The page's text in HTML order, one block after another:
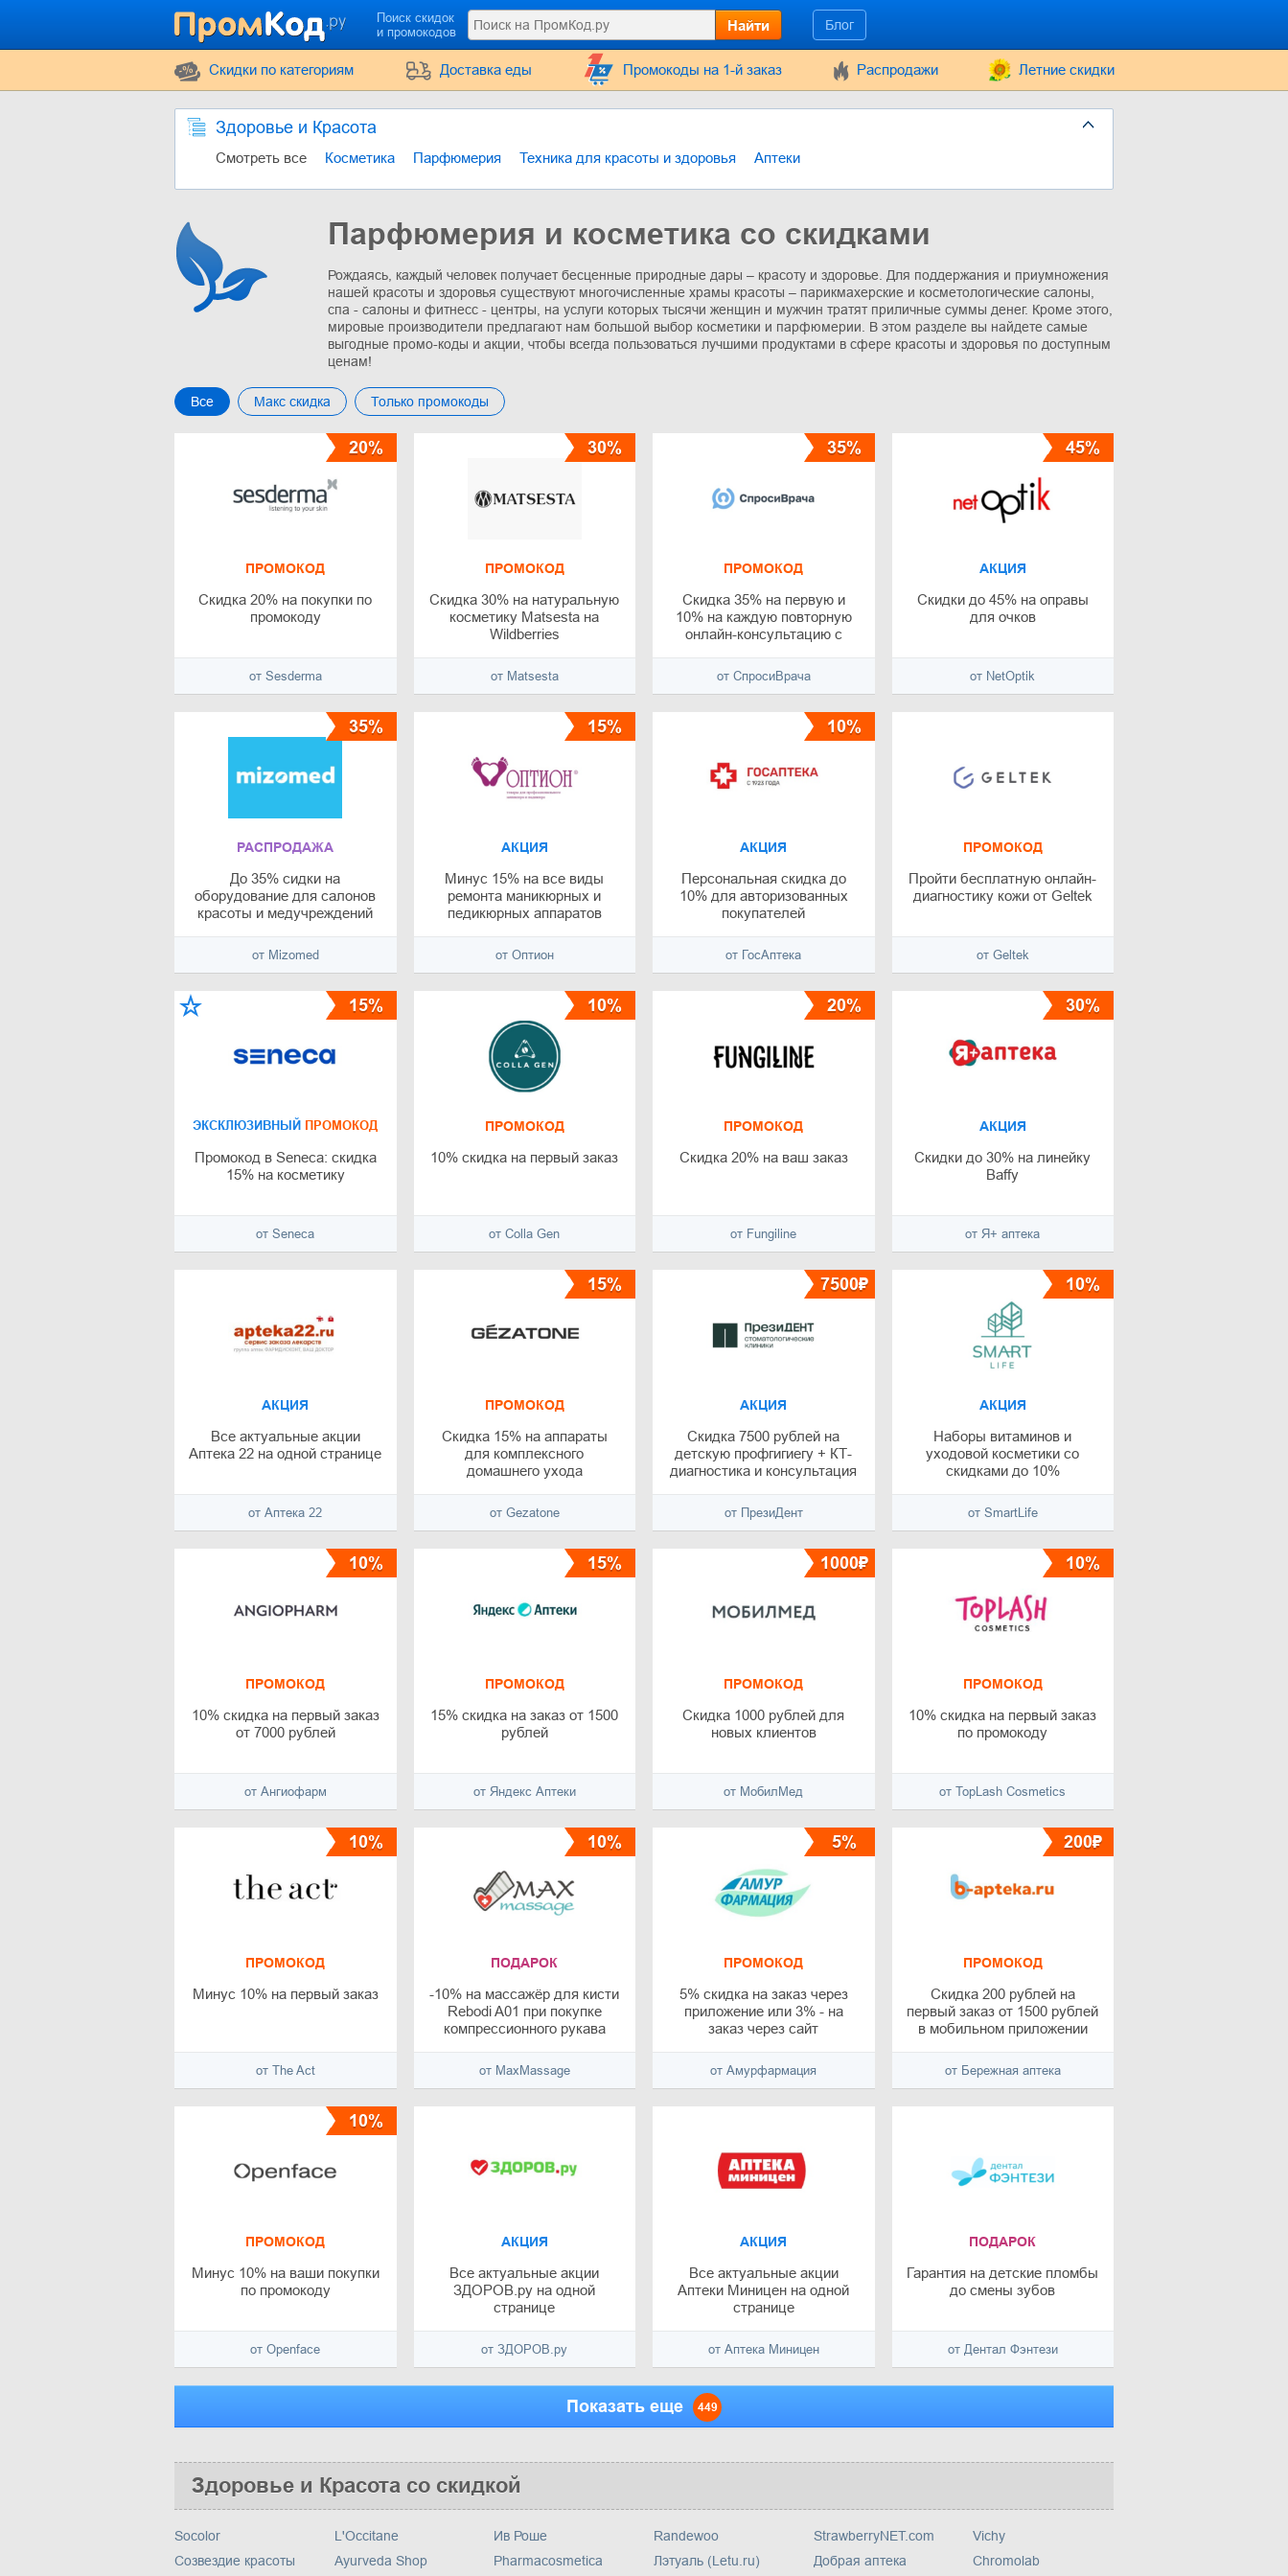
Поиск скидок
и промокодов
Найти Блог
Cкидки по категориям Доставка еды Промокоды на 1-й заказ Распродажи Летние скидки
Здоровье и Красота
Смотреть все Косметика Парфюмерия Техника для красоты и здоровья Аптеки
Парфюмерия и косметика со скидками
Рождаясь, каждый человек получает бесценные природные дары – красоту и здоровье. Для поддержания и приумножения
нашей красоты и здоровья существуют многочисленные храмы красоты – парикмахерские и косметологические салоны,
спа - салоны и фитнесс - центры, на услуги которых тысячи женщин и мужчин тратят приличные суммы денег. Кроме этого,
мировые производители предлагают нам большой выбор косметики и парфюмерии. В этом разделе вы найдете самые
выгодные промо-коды и акции, чтобы всегда пользоваться лучшими продуктами в сфере красоты и здоровья по доступным
ценам!
Все Макс скидка Только промокоды
ПРОМОКОД
Скидка 20% на покупки по
промокоду
от Sesderma
20%
ПРОМОКОД
Скидка 30% на натуральную
косметику Matsesta на
Wildberries
от Matsesta
30%
ПРОМОКОД
Скидка 35% на первую и
10% на каждую повторную
онлайн-консультацию с
от СпросиВрача
35%
АКЦИЯ
Скидки до 45% на оправы
для очков
от NetOptik
45%
РАСПРОДАЖА
До 35% сидки на
оборудование для салонов
красоты и медучреждений
от Mizomed
35%
АКЦИЯ
Минус 15% на все виды
ремонта маникюрных и
педикюрных аппаратов
от Оптион
15%
АКЦИЯ
Персональная скидка до
10% для авторизованных
покупателей
от ГосАптека
10%
ПРОМОКОД
Пройти бесплатную онлайн-
диагностику кожи от Geltek
от Geltek
ЭКСКЛЮЗИВНЫЙ ПРОМОКОД
Промокод в Seneca: скидка
15% на косметику
от Seneca
15%
ПРОМОКОД
10% скидка на первый заказ
от Colla Gen
10%
ПРОМОКОД
Скидка 20% на ваш заказ
от Fungiline
20%
АКЦИЯ
Скидки до 30% на линейку
Baffy
от Я+ аптека
30%
АКЦИЯ
Все актуальные акции
Аптека 22 на одной странице
от Аптека 22
ПРОМОКОД
Скидка 15% на аппараты
для комплексного
домашнего ухода
от Gezatone
15%
АКЦИЯ
Скидка 7500 рублей на
детскую профгигиегу + КТ-
диагностика и консультация
от ПрезиДент
7500₽
АКЦИЯ
Наборы витаминов и
уходовой косметики со
скидками до 10%
от SmartLife
10%
ПРОМОКОД
10% скидка на первый заказ
от 7000 рублей
от Ангиофарм
10%
ПРОМОКОД
15% скидка на заказ от 1500
рублей
от Яндекс Аптеки
15%
ПРОМОКОД
Скидка 1000 рублей для
новых клиентов
от МобилМед
1000₽
ПРОМОКОД
10% скидка на первый заказ
по промокоду
от TopLash Cosmetics
10%
ПРОМОКОД
Минус 10% на первый заказ
от The Act
10%
ПОДАРОК
-10% на массажёр для кисти
Rebodi A01 при покупке
компрессионного рукава
от MaxMassage
10%
ПРОМОКОД
5% скидка на заказ через
приложение или 3% - на
заказ через сайт
от Амурфармация
5%
ПРОМОКОД
Скидка 200 рублей на
первый заказ от 1500 рублей
в мобильном приложении
от Бережная аптека
200₽
ПРОМОКОД
Минус 10% на ваши покупки
по промокоду
от Openface
10%
АКЦИЯ
Все актуальные акции
ЗДОРОВ.ру на одной
странице
от ЗДОРОВ.ру
АКЦИЯ
Все актуальные акции
Аптеки Миницен на одной
странице
от Аптека Миницен
ПОДАРОК
Гарантия на детские пломбы
до смены зубов
от Дентал Фэнтези
Показать еще 449
Здоровье и Красота со скидкой
Socolor
Созвездие красоты
L'Occitane
Ayurveda Shop
Ив Роше
Pharmacosmetica
Randewoo
Лэтуаль (Letu.ru)
StrawberryNET.com
Добрая аптека
Vichy
Chromolab